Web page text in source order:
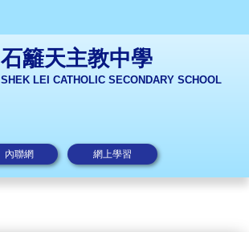
石籬天主教中學
SHEK LEI CATHOLIC SECONDARY SCHOOL
內聯網 網上學習